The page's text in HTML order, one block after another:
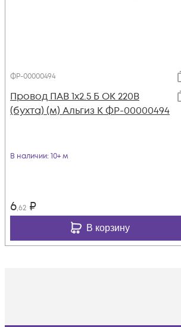
ФР-00000494
Провод ПАВ 1х2.5 Б ОК 220В
(бухта) (м) Альгиз К ФР-00000494
В наличии: 10+ м
6,62 ₽
В корзину